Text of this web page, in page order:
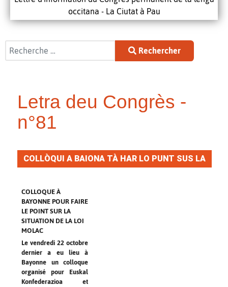
occitana - La Ciutat à Pau
Rechercher
Rechercher
Letra deu Congrès -
n°81
COLLÒQUI A BAIONA TÀ HAR LO PUNT SUS LA
COLLOQUE À
BAYONNE POUR FAIRE
LE POINT SUR LA
SITUATION DE LA LOI
MOLAC
Le vendredi 22 octobre
dernier a eu lieu à
Bayonne un colloque
organisé pour Euskal
Konfederazioa et